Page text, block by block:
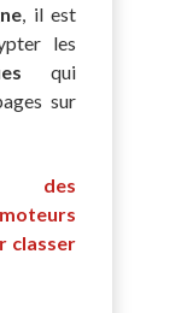
, il est
les
qui
sur
des
classer